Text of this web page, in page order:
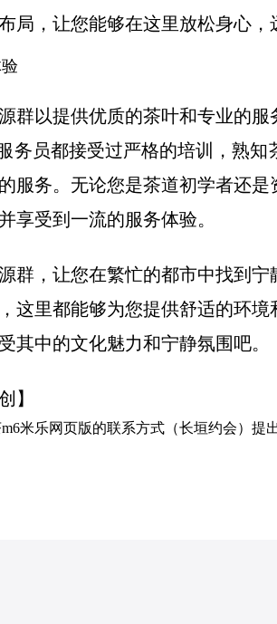
局，让您能够在这里放松身心
群以提供优质的茶叶和专业的
务员都接受过严格的培训，熟
服务。无论您是茶道初学者还
享受到一流的服务体验。
群，让您在繁忙的都市中找到
这里都能够为您提供舒适的环
其中的文化魅力和宁静氛围吧。
】
米乐网页版的联系方式（长垣约会） 提